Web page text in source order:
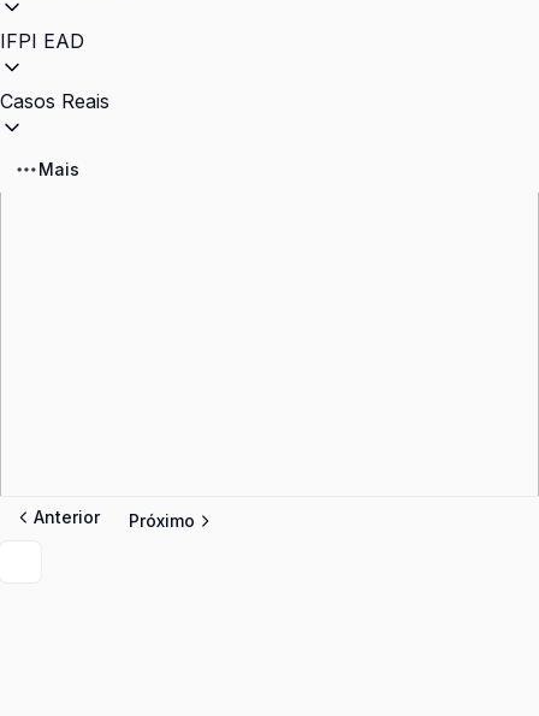
IFPI EAD
Casos Reais
Mais
Anterior Próximo